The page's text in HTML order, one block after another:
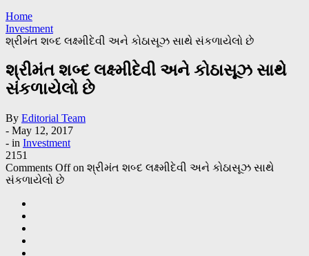
Home
Investment
શ્રીમંત શબ્દ લક્ષ્મીદેવી અને કોઠાસૂઝ સાથે સંકળાયેલો છે
શ્રીમંત શબ્દ લક્ષ્મીદેવી અને કોઠાસૂઝ સાથે
સંકળાયેલો છે
By Editorial Team
- May 12, 2017
- in Investment
2151
Comments Offon શ્રીમંત શબ્દ લક્ષ્મીદેવી અને કોઠાસૂઝ સાથે
સંકળાયેલો છે